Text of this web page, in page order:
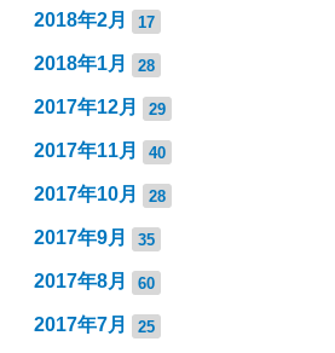
2018年2月 17
2018年1月 28
2017年12月 29
2017年11月 40
2017年10月 28
2017年9月 35
2017年8月 60
2017年7月 25